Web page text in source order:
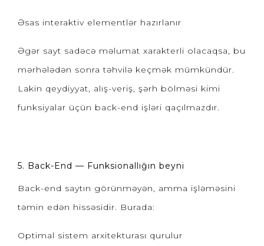
Əsas interaktiv elementlər hazırlanır
Əgər sayt sadəcə məlumat xarakterli olacaqsa, bu
mərhələdən sonra təhvilə keçmək mümkündür.
Lakin qeydiyyat, alış-veriş, şərh bölməsi kimi
funksiyalar üçün back-end işləri qaçılmazdır.
5. Back-End — Funksionallığın beyni
Back-end saytın görünməyən, amma işləməsini
təmin edən hissəsidir. Burada:
Optimal sistem arxitekturası qurulur